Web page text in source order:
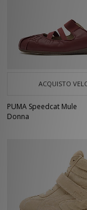
Selena Gomez e
Fenty. Qui, puoi
Puma da
ACQUISTO
PUMA Speedcat Mule
Donna